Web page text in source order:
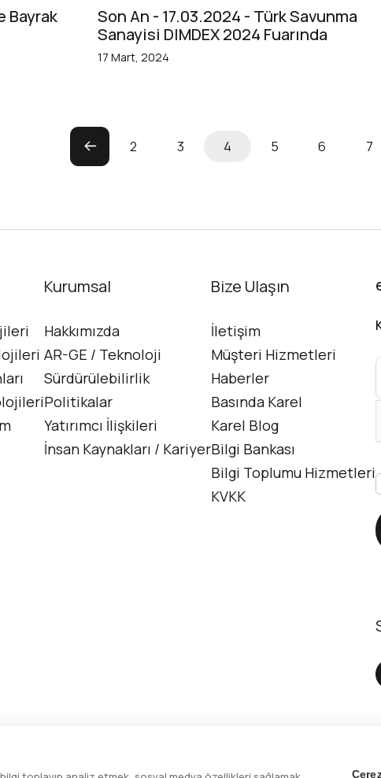
Bayrak
Son An - 17.03.2024 - Türk Savunma
Sanayisi DIMDEX 2024 Fuarında
17 Mart, 2024
2 3 4 5 6 7
Kurumsal
Hakkımızda
AR-GE / Teknoloji
Sürdürülebilirlik
Politikalar
Yatırımcı İlişkileri
İnsan Kaynakları / Kariyer
İletişim
Bize Ulaşın
İletişim
Müşteri Hizmetleri
Haberler
Basında Karel
Karel Blog
Bilgi Bankası
Bilgi Toplumu Hizmetleri
KVKK